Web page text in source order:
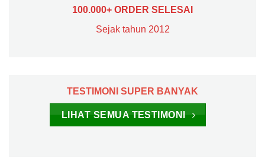
100.000+ ORDER SELESAI
Sejak tahun 2012
TESTIMONI SUPER BANYAK
LIHAT SEMUA TESTIMONI